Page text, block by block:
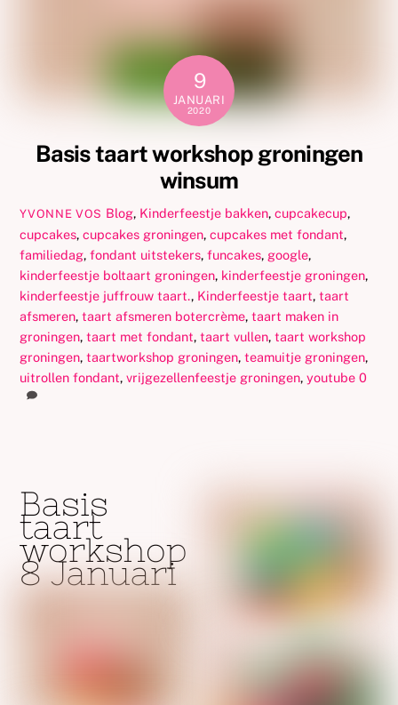
9
JANUARI
2020
Basis taart workshop groningen
winsum
YVONNE VOS Blog, Kinderfeestje bakken, cupcakecup,
cupcakes,cupcakes groningen,cupcakes met fondant,
familiedag,fondant uitstekers,funcakes, google,
kinderfeestje boltaart groningen, kinderfeestje groningen,
kinderfeestje juffrouw taart., Kinderfeestje taart,taart
afsmeren,taart afsmeren botercrème,taart maken in
groningen,taart met fondant,taart vullen,taart workshop
groningen,taartworkshop groningen,teamuitje groningen,
uitrollen fondant,vrijgezellenfeestje groningen,youtube 0
Basis
taart
workshop
8 Januari